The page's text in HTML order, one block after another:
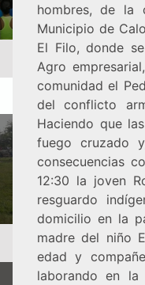
hombres, de la
Municipio de
El Filo, donde
Agro
comunidad el
del conflicto
Haciendo que
fuego cruzado
consecuencias
12:30 la joven
resguardo
domicilio en la
madre del niño
edad y
laborando en